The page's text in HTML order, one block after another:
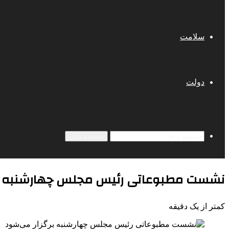
سلامت
دولت
نشست مطبوعاتی رئیس مجلس چهارشنبه
کمتر از یک دقیقه